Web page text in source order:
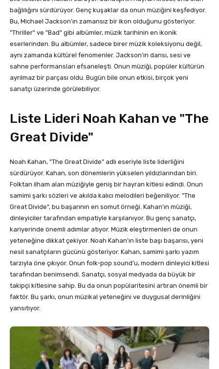
bağlılığını sürdürüyor. Genç kuşaklar da onun müziğini keşfediyor.
Bu, Michael Jackson’ın zamansız bir ikon olduğunu gösteriyor.
"Thriller" ve "Bad" gibi albümler, müzik tarihinin en ikonik
eserlerinden. Bu albümler, sadece birer müzik koleksiyonu değil,
aynı zamanda kültürel fenomenler. Jackson’ın dansı, sesi ve
sahne performansları efsaneleşti. Onun müziği, popüler kültürün
ayrılmaz bir parçası oldu. Bugün bile onun etkisi, birçok yeni
sanatçı üzerinde görülebiliyor.
Liste Lideri Noah Kahan ve "The
Great Divide"
Noah Kahan, "The Great Divide" adlı eseriyle liste liderliğini
sürdürüyor. Kahan, son dönemlerin yükselen yıldızlarından biri.
Folktan ilham alan müziğiyle geniş bir hayran kitlesi edindi. Onun
samimi şarkı sözleri ve akılda kalıcı melodileri beğeniliyor. "The
Great Divide", bu başarının en somut örneği. Kahan’ın müziği,
dinleyiciler tarafından empatiyle karşılanıyor. Bu genç sanatçı,
kariyerinde önemli adımlar atıyor. Müzik eleştirmenleri de onun
yeteneğine dikkat çekiyor. Noah Kahan’ın liste başı başarısı, yeni
nesil sanatçıların gücünü gösteriyor. Kahan, samimi şarkı yazım
tarzıyla öne çıkıyor. Onun folk-pop sound’u, modern dinleyici kitlesi
tarafından benimsendi. Sanatçı, sosyal medyada da büyük bir
takipçi kitlesine sahip. Bu da onun popülaritesini artıran önemli bir
faktör. Bu şarkı, onun müzikal yeteneğini ve duygusal derinliğini
yansıtıyor.